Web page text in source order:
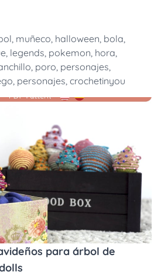
, muñeco, halloween, bola,
, legends, pokemon, hora,
, poro, personajes,
, personajes, crochetinyou
para árbol de